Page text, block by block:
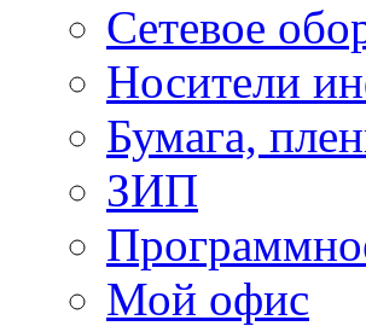
Сетевое
Носители
Бумага,
ЗИП
Мой офис